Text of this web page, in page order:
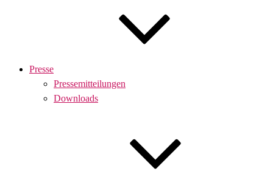
Presse
Pressemitteilungen
Downloads